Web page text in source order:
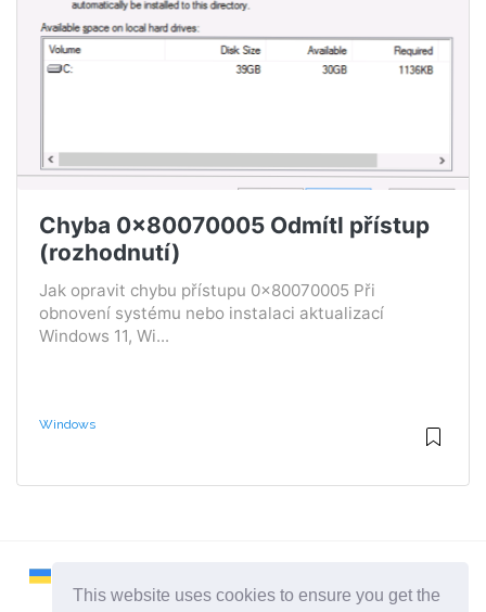
This website uses cookies to ensure you get the
Chyba 0x80070005 Odmítl přístup
(rozhodnutí)
Jak opravit chybu přístupu 0x80070005 Při
obnovení systému nebo instalaci aktualizací
Windows 11, Wi...
Windows